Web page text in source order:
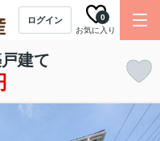
ログイン
お気に入り
0
建て